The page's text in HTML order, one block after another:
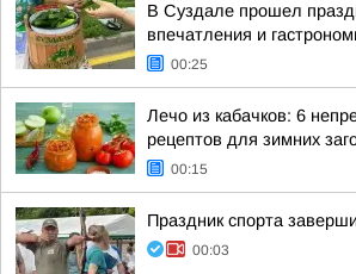
В Суздале прошел
впечатления и
00:25
Лечо из кабачков: 6
рецептов для зимних
00:15
Праздник спорта
00:03